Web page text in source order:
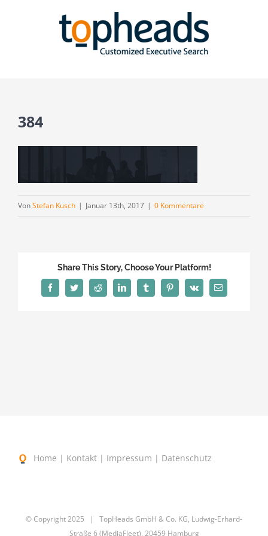
384
VonStefan Kusch | Januar 13th, 2017 | 0 Kommentare
Share This Story, Choose Your Platform!
FacebookTwitterReddit LinkedInTumblrPinterestVk
E-
Mail
Home | Kontakt | Impressum | Datenschutz
© Copyright 2025
| TopHeads GmbH & Co. KG, Ludwig-Erhard-
Straße 6 (MediaFleet), 20459 Hamburg